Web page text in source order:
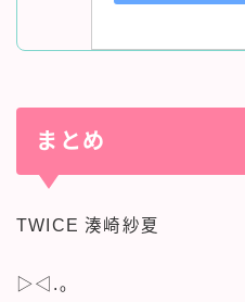
まとめ
TWICE 湊崎紗夏
▷◁.｡